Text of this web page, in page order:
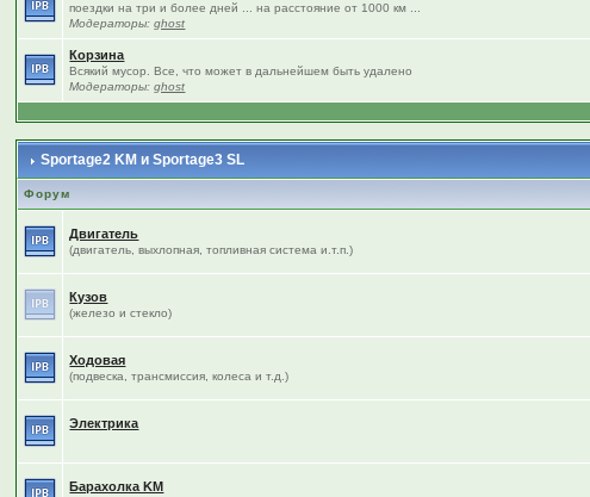
поездки на три и более дней ... на расстояние от 1000 км ...
Модераторы:ghost
Корзина
Всякий мусор. Все, что может в дальнейшем быть удалено
Модераторы:ghost
Sportage2 KM и Sportage3 SL
Форум
Двигатель
(двигатель, выхлопная, топливная система и.т.п.)
Кузов
(железо и стекло)
Ходовая
(подвеска, трансмиссия, колеса и т.д.)
Электрика
Барахолка KM